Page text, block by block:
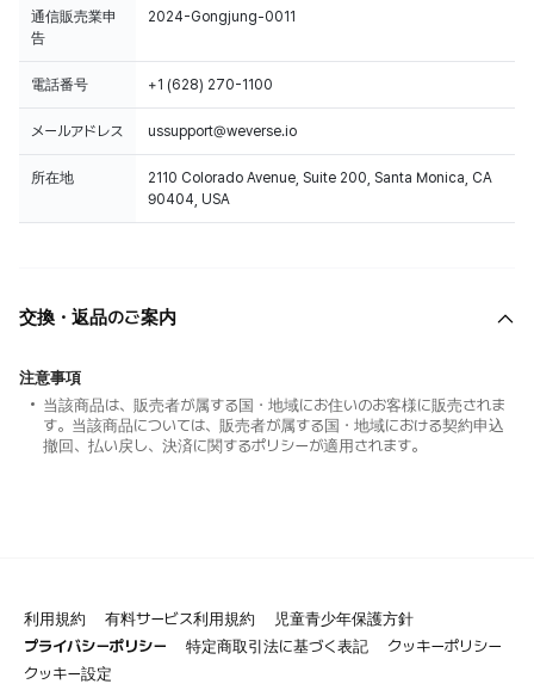
通信販売業申
告
2024-Gongjung-0011
電話番号 +1 (628) 270-1100
メールアドレス ussupport@weverse.io
所在地
2110 Colorado Avenue, Suite 200, Santa Monica, CA
90404, USA
交換・返品のご案内
注意事項
当該商品は、販売者が属する国・地域にお住いのお客様に販売されま
す。当該商品については、販売者が属する国・地域における契約申込
撤回、払い戻し、決済に関するポリシーが適用されます。
利用規約 有料サービス利用規約
児童青少年保護方針
プライバシーポリシー
特定商取引法に基づく表記
クッキーポリシー
クッキー設定